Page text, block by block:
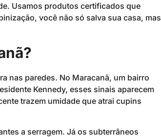
Usamos produtos certificados que
você não só salva sua casa, mas
nas paredes. No Maracanã, um bairro
Kennedy, esses sinais aparecem
trazem umidade que atrai cupins
a serragem. Já os subterrâneos